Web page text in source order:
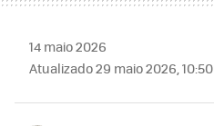
14 maio 2026
Atualizado 29 maio 2026, 10:50